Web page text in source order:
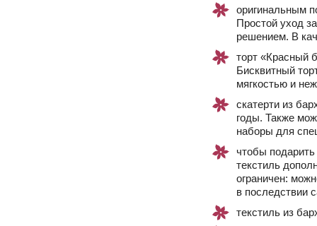
оригинальным
Простой уход
решением. В
торт «Красный
Бисквитный
мягкостью и
скатерти из
годы. Также
наборы для
чтобы
текстиль
ограничен:
в последствии
текстиль из